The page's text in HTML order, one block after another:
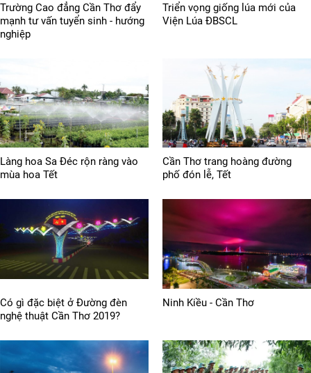
Trường Cao đẳng Cần Thơ đẩy
mạnh tư vấn tuyển sinh - hướng
nghiệp
Triển vọng giống lúa mới của
Viện Lúa ĐBSCL
Làng hoa Sa Đéc rộn ràng vào
mùa hoa Tết
Cần Thơ trang hoàng đường
phố đón lễ, Tết
Có gì đặc biệt ở Đường đèn
nghệ thuật Cần Thơ 2019?
Ninh Kiều - Cần Thơ